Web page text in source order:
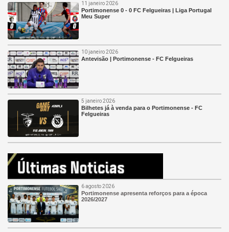
11 janeiro 2026
Portimonense 0 - 0 FC Felgueiras | Liga Portugal
Meu Super
10 janeiro 2026
Antevisão | Portimonense - FC Felgueiras
5 janeiro 2026
Bilhetes já à venda para o Portimonense - FC
Felgueiras
6 agosto 2026
Portimonense apresenta reforços para a época
2026/2027